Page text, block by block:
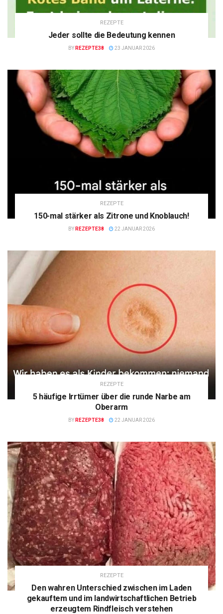
REZEPTE
Jeder sollte die Bedeutung kennen
BY REZEPTE38 23 JANUAR 2026
REZEPTE
150-mal stärker als Zitrone und Knoblauch!
BY REZEPTE38 22 JANUAR 2026
REZEPTE
5 häufige Irrtümer über die runde Narbe am
Oberarm
BY REZEPTE38 22 JANUAR 2026
REZEPTE
Den wahren Unterschied zwischen im Laden
gekauftem und im landwirtschaftlichen Betrieb
erzeugtem Rindfleisch verstehen